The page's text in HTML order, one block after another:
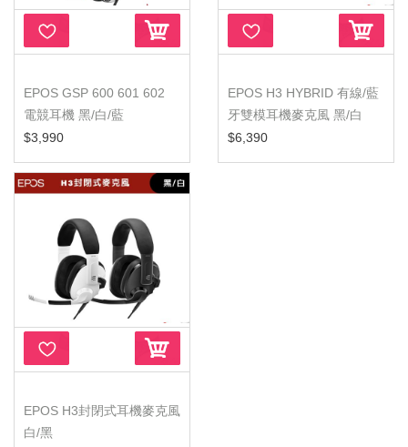
EPOS GSP 600 601 602
電競耳機 黑/白/藍
$3,990
EPOS H3 HYBRID 有線/藍
牙雙模耳機麥克風 黑/白
$6,390
EPOS H3封閉式耳機麥克風
白/黑